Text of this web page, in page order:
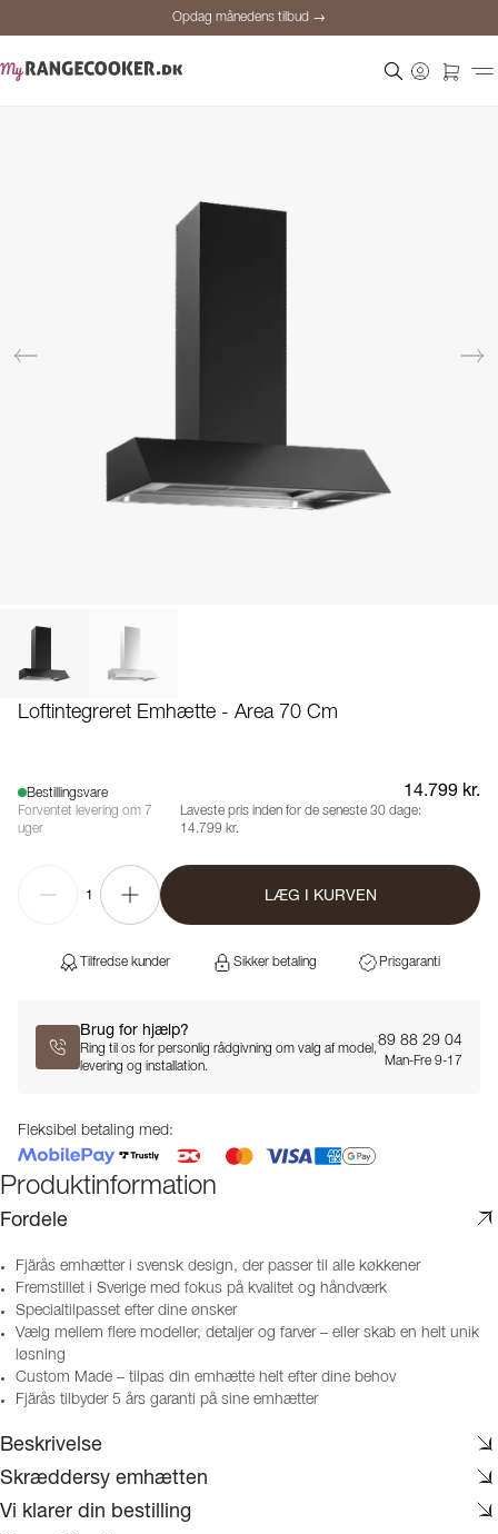
Opdag månedens tilbud →
Loftintegreret Emhætte - Area 70 Cm
Bestillingsvare
Forventet levering om 7
uger
14.799 kr.
Laveste pris inden for de seneste 30 dage:
14.799 kr.
1 LÆG I KURVEN
Tilfredse kunder Sikker betaling Prisgaranti
Brug for hjælp?
Ring til os for personlig rådgivning om valg af model,
levering og installation.
89 88 29 04
Man-Fre 9-17
Fleksibel betaling med:
Produktinformation
Fordele
Fjärås emhætter i svensk design, der passer til alle køkkener
Fremstillet i Sverige med fokus på kvalitet og håndværk
Specialtilpasset efter dine ønsker
Vælg mellem flere modeller, detaljer og farver – eller skab en helt unik
løsning
Custom Made – tilpas din emhætte helt efter dine behov
Fjärås tilbyder 5 års garanti på sine emhætter
Beskrivelse
Skræddersy emhætten
Vi klarer din bestilling